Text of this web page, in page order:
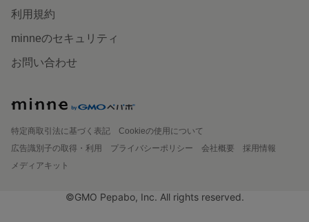
利用規約
minneのセキュリティ
お問い合わせ
特定商取引法に基づく表記
Cookieの使用について
広告識別子の取得・利用
プライバシーポリシー 会社概要
採用情報
メディアキット
©GMO Pepabo, Inc. All rights reserved.